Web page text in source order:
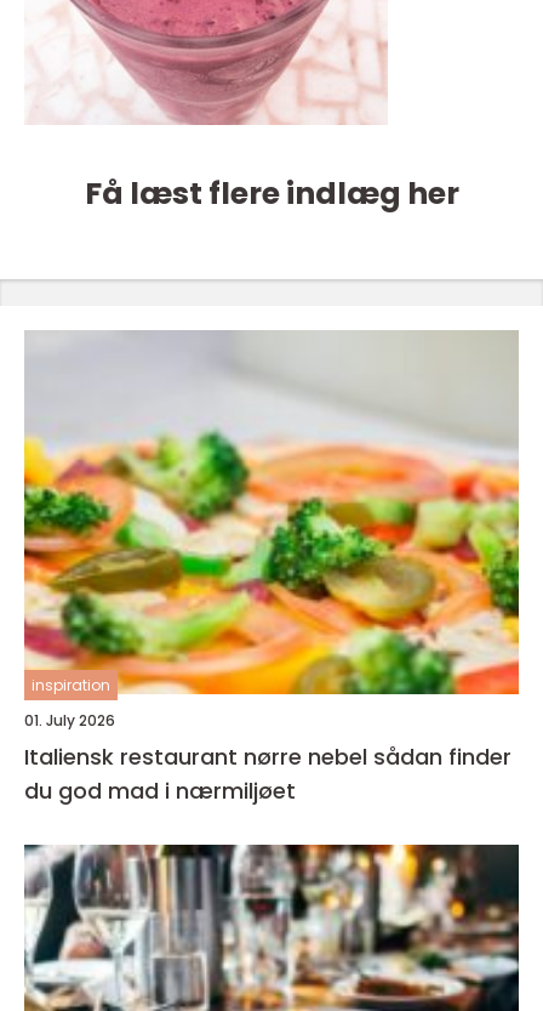
Få læst flere indlæg her
inspiration
01. July 2026
Italiensk restaurant nørre nebel sådan finder
du god mad i nærmiljøet